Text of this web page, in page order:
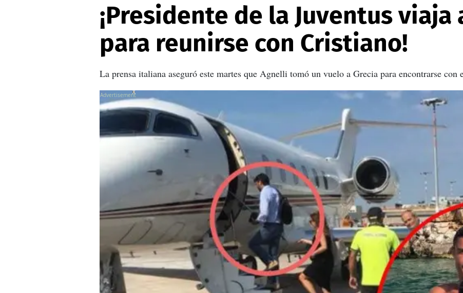
¡Presidente de la Juventus viaja
para reunirse con Cristiano!
La prensa italiana aseguró este martes que Agnelli tomó un vuelo a Grecia para encontrarse con
X